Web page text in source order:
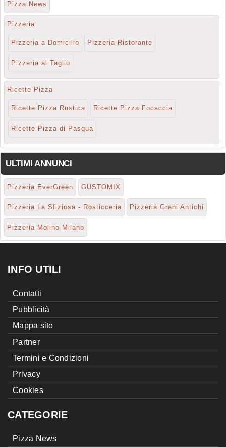
Pizza News
Pizzeria
Pizzeria a Domicilio Pizzeria Ristorante
Pizzeria al Taglio
Ricette Pizza
Ricette Pizza Rustica Ricette Pizza Focaccia
Ricette Pizza di Pasqua
ULTIMI ANNUNCI
Pizzeria EverGreen GUSTOMIX
Pizzeria La Sfiziosa - Rosticceria Pizzeria Grani Antichi
Pizzeria Molino Milano
INFO UTILI
Contatti
Pubblicità
Mappa sito
Partner
Termini e Condizioni
Privacy
Cookies
CATEGORIE
Pizza News